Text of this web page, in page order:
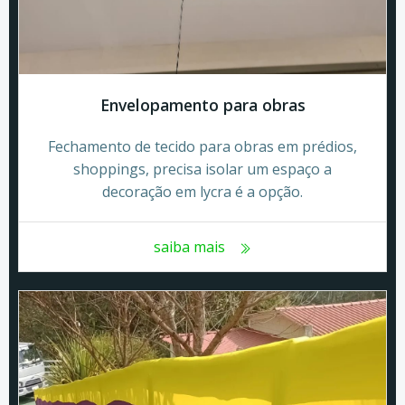
Envelopamento para obras
Fechamento de tecido para obras em prédios,
shoppings, precisa isolar um espaço a
decoração em lycra é a opção.
saiba mais